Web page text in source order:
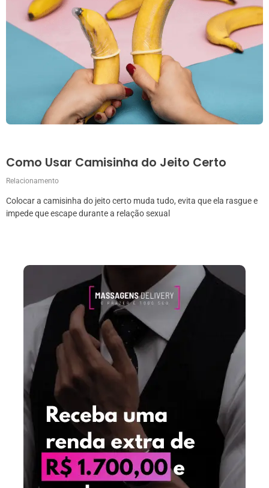
Como Usar Camisinha do Jeito Certo
Relacionamento
Colocar a camisinha do jeito certo muda tudo, evita que ela rasgue e
impede que escape durante a relação sexual